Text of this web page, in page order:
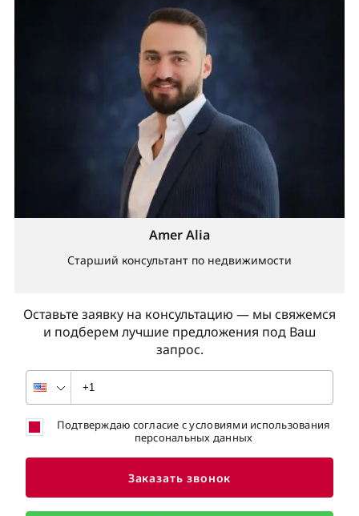
Оставьте заявку на консультацию — мы свяжемся
и подберем лучшие предложения под Ваш
запрос.
Amer Alia
Старший консультант по недвижимости
Подтверждаю согласие с условиями использования
персональных данных
Заказать звонок